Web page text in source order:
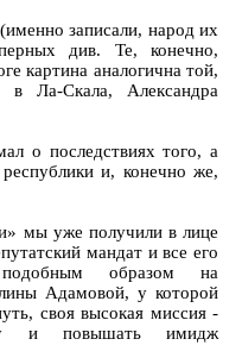
записали, народ их
див. Те, конечно,
картина аналогична той,
Ла-Скала, Александра
о последствиях того, а
республики и, конечно же,
мы уже получили в лице
мандат и все его
образом на
Адамовой, у которой
своя высокая миссия -
и повышать имидж